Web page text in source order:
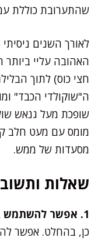
שהתערובת כוללת
לאורך השנים
האהובה עליי ביותר
חצי כוס) לתוך
ה"שוקולדי הכבד"
שופכת מעל גנאש
מומס עם מעט חלב
מסעדות של ממש.
שאלות
1. אפשר להשתמש בחלב אחר במקום חלב קוקוס?
כן, בהחלט. אפשר